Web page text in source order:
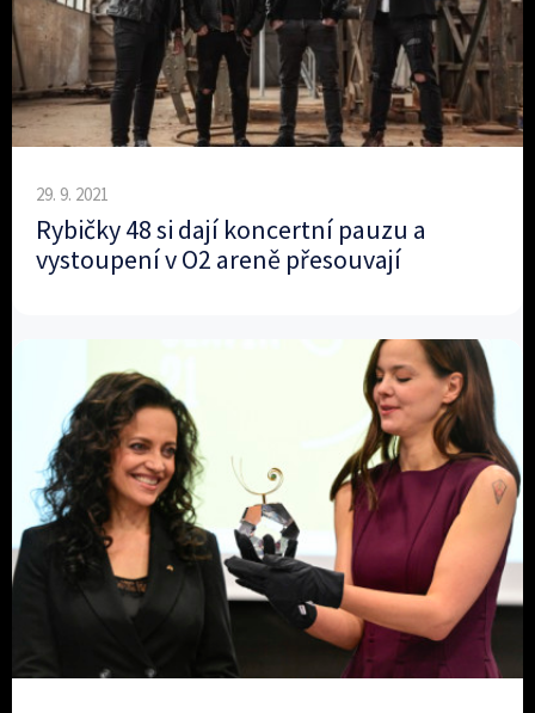
29. 9. 2021
Rybičky 48 si dají koncertní pauzu a
vystoupení v O2 areně přesouvají